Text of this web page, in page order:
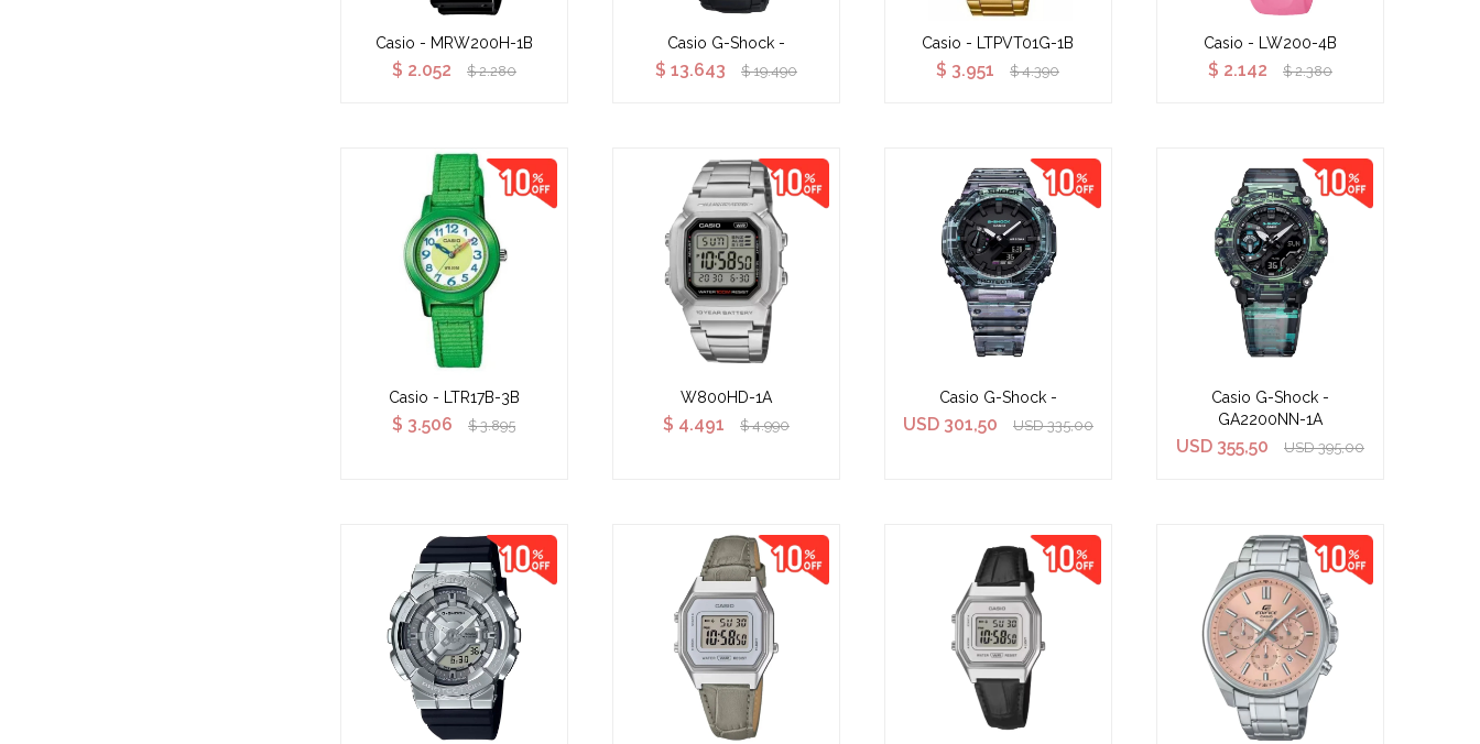
Casio - MRW200H-1B
$ 2.052 $ 2.280
Casio G-Shock -
$ 13.643 $ 19.490
Casio - LTPVT01G-1B
$ 3.951 $ 4.390
Casio - LW200-4B
$ 2.142 $ 2.380
Casio - LTR17B-3B
$ 3.506 $ 3.895
W800HD-1A
$ 4.491 $ 4.990
Casio G-Shock -
USD 301,50 USD 335,00
Casio G-Shock -
GA2200NN-1A
USD 355,50 USD 395,00